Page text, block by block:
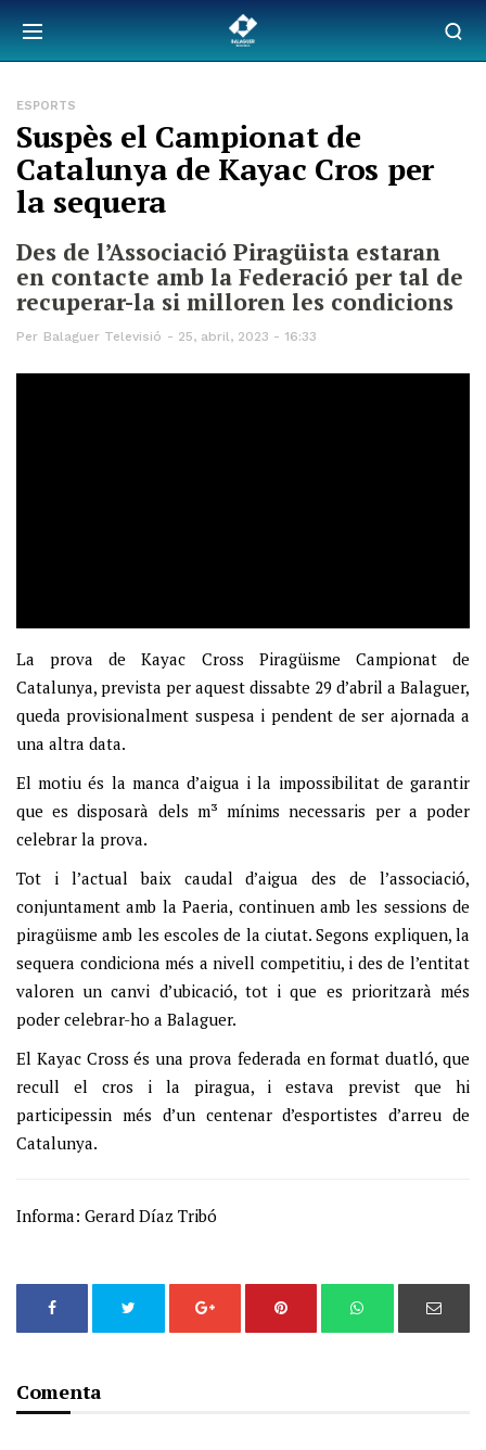
ESPORTS
Suspès el Campionat de
Catalunya de Kayac Cros per
la sequera
Des de l’Associació Piragüista estaran
en contacte amb la Federació per tal de
recuperar-la si milloren les condicions
Per Balaguer Televisió 25, abril, 2023 - 16:33
La prova de Kayac Cross Piragüisme Campionat de
Catalunya, prevista per aquest dissabte 29 d’abril a Balaguer,
queda provisionalment suspesa i pendent de ser ajornada a
una altra data.
El motiu és la manca d’aigua i la impossibilitat de garantir
que es disposarà dels m³ mínims necessaris per a poder
celebrar la prova.
Tot i l’actual baix caudal d’aigua des de l’associació,
conjuntament amb la Paeria, continuen amb les sessions de
piragüisme amb les escoles de la ciutat. Segons expliquen, la
sequera condiciona més a nivell competitiu, i des de l’entitat
valoren un canvi d’ubicació, tot i que es prioritzarà més
poder celebrar-ho a Balaguer.
El Kayac Cross és una prova federada en format duatló, que
recull el cros i la piragua, i estava previst que hi
participessin més d’un centenar d’esportistes d’arreu de
Catalunya.
Informa: Gerard Díaz Tribó
Comenta